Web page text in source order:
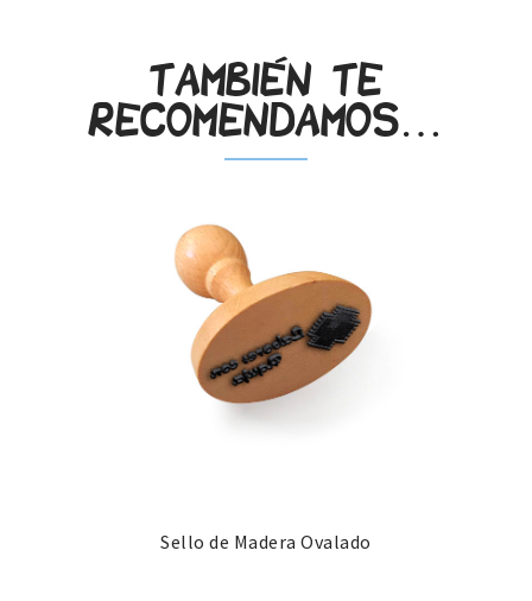
También te
recomendamos…
Sello de Madera Ovalado